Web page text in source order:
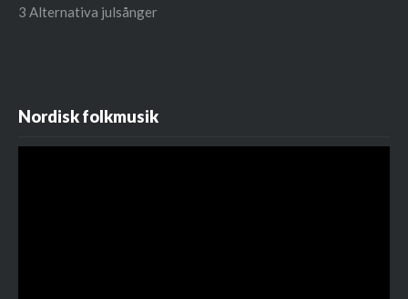
3 Alternativa julsånger
Nordisk folkmusik